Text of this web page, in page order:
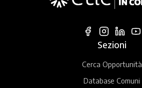
Sezioni
Cerca Opportunità
Database Comuni